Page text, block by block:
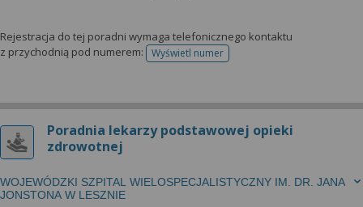
Rejestracja do tej poradni wymaga telefonicznego kontaktu
z przychodnią pod numerem:
Wyświetl numertelefonu do rejestracji
Poradnia lekarzy podstawowej opieki
zdrowotnej
WOJEWÓDZKI SZPITAL WIELOSPECJALISTYCZNY IM. DR. JANA
JONSTONA W LESZNIE